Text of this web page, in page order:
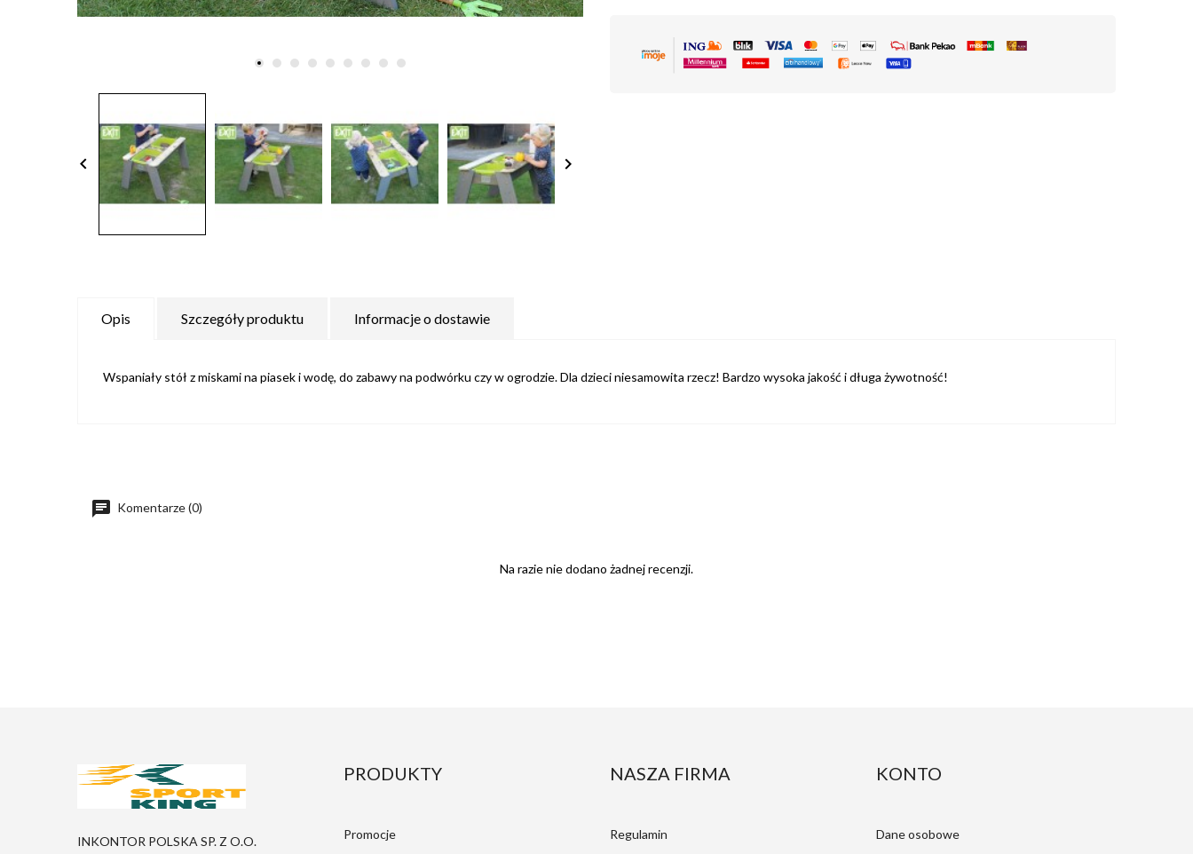
keyboard_arrow_left keyboard_arrow_right
Opis Szczegóły produktu Informacje o dostawie
Wspaniały stół z miskami na piasek i wodę, do zabawy na podwórku czy w ogrodzie. Dla dzieci niesamowita rzecz! Bardzo wysoka jakość i długa żywotność!
Komentarze (0)
Na razie nie dodano żadnej recenzji.
INKONTOR POLSKA SP. Z O.O.
PRODUKTY
Promocje
NASZA FIRMA
Regulamin
KONTO
Dane osobowe